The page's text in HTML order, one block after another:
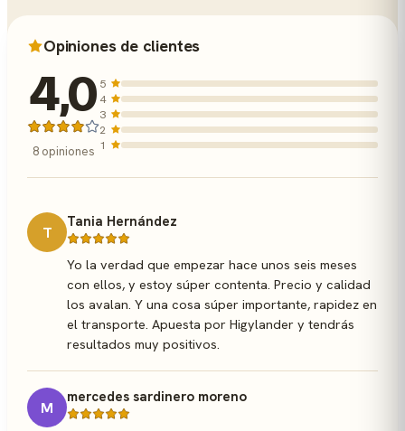
Opiniones de clientes
4,0
8 opiniones
5
4
3
2
1
T
Tania Hernández
Yo la verdad que empezar hace unos seis meses
con ellos, y estoy súper contenta. Precio y calidad
los avalan. Y una cosa súper importante, rapidez en
el transporte. Apuesta por Higylander y tendrás
resultados muy positivos.
M
mercedes sardinero moreno